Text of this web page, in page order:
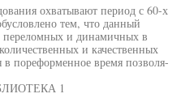
охватывают период с 60-х
тем, что данный
и динамичных в
и качественных
в пореформенное время позволя-
1